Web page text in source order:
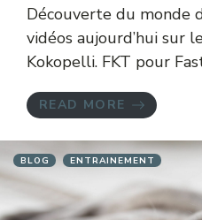
Découverte du monde
vidéos aujourd’hui sur
Kokopelli. FKT pour
READ MORE
BLOG ENTRAINEMENT